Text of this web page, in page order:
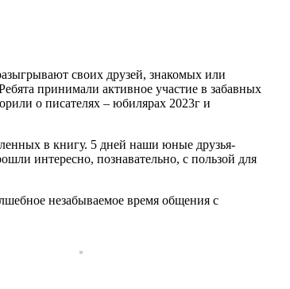
своих друзей, знакомых или
принимали активное участие в забавных
о писателях – юбилярах 2023г и
в книгу. 5 дней наши юные друзья-
интересно, познавательно, с пользой для
незабываемое время общения с